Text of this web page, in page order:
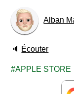
Alban
🔈 Écouter
APPLE STORE